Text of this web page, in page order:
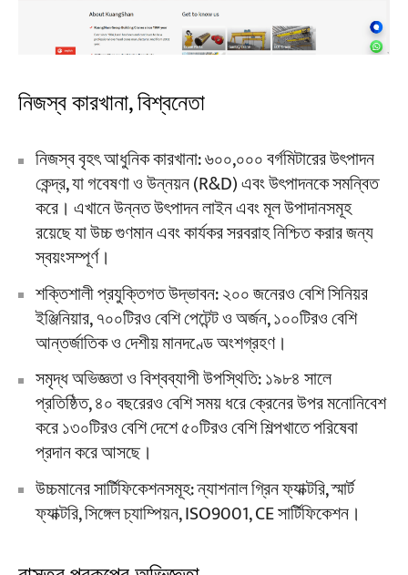
নিজস্ব কারখানা, বিশ্বনেতা
নিজস্ব বৃহৎ আধুনিক কারখানা: ৬০০,০০০ বর্গমিটারের উৎপাদন
কেন্দ্র, যা গবেষণা ও উন্নয়ন (R&D) এবং উৎপাদনকে সমন্বিত
করে। এখানে উন্নত উৎপাদন লাইন এবং মূল উপাদানসমূহ
রয়েছে যা উচ্চ গুণমান এবং কার্যকর সরবরাহ নিশ্চিত করার জন্য
স্বয়ংসম্পূর্ণ।
শক্তিশালী প্রযুক্তিগত উদ্ভাবন: ২০০ জনেরও বেশি সিনিয়র
ইঞ্জিনিয়ার, ৭০০টিরও বেশি পেটেন্ট ও অর্জন, ১০০টিরও বেশি
আন্তর্জাতিক ও দেশীয় মানদণ্ডে অংশগ্রহণ।
সমৃদ্ধ অভিজ্ঞতা ও বিশ্বব্যাপী উপস্থিতি: ১৯৮৪ সালে
প্রতিষ্ঠিত, ৪০ বছরেরও বেশি সময় ধরে ক্রেনের উপর মনোনিবেশ
করে ১৩০টিরও বেশি দেশে ৫০টিরও বেশি শিল্পখাতে পরিষেবা
প্রদান করে আসছে।
উচ্চমানের সার্টিফিকেশনসমূহ: ন্যাশনাল গ্রিন ফ্যাক্টরি, স্মার্ট
ফ্যাক্টরি, সিঙ্গেল চ্যাম্পিয়ন, ISO9001, CE সার্টিফিকেশন।